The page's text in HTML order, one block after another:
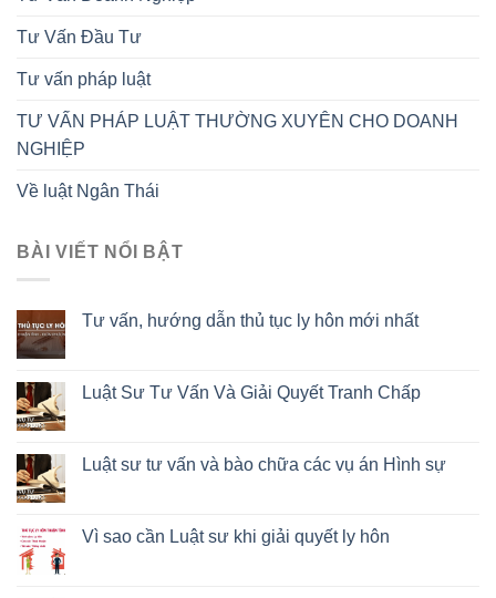
Tư Vấn Đầu Tư
Tư vấn pháp luật
TƯ VẤN PHÁP LUẬT THƯỜNG XUYÊN CHO DOANH
NGHIỆP
Về luật Ngân Thái
BÀI VIẾT NỔI BẬT
Tư vấn, hướng dẫn thủ tục ly hôn mới nhất
Luật Sư Tư Vấn Và Giải Quyết Tranh Chấp
Luật sư tư vấn và bào chữa các vụ án Hình sự
Vì sao cần Luật sư khi giải quyết ly hôn